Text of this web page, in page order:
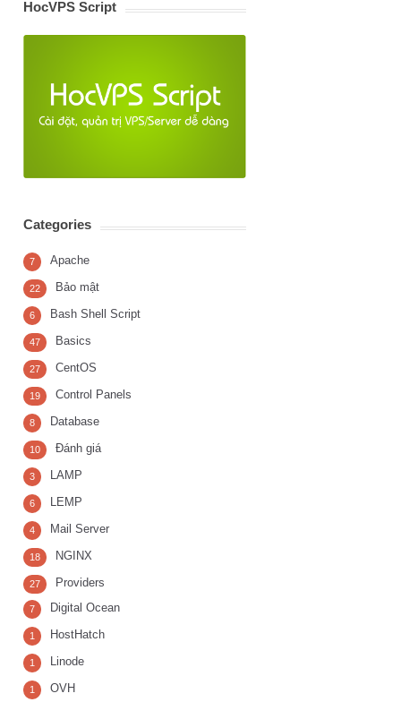
HocVPS Script
Categories
Apache
7
Bảo mật
22
Bash Shell Script
6
Basics
47
CentOS
27
Control Panels
19
Database
8
Đánh giá
10
LAMP
3
LEMP
6
Mail Server
4
NGINX
18
Providers
27
Digital Ocean
7
HostHatch
1
Linode
1
OVH
1